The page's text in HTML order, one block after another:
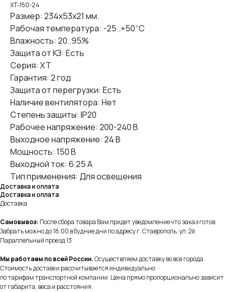
XT-150-24
Размер: 234x53x21 мм.
Рабочая температура: -25..+50 ̊ С
Влажность: 20..95%
Защита от КЗ: Есть
Серия: XT
Гарантия: 2 год
Защита от перегрузки: Есть
Наличие вентилятора: Нет
Степень защиты: IP20
Рабочее напряжение: 200-240 В
Выходное напряжение: 24 В
Мощность: 150 В
Выходной ток: 6.25 А
Тип применения: Для освещения
Доставка и оплата
Доставка и оплата
Доставка
Самовывоз: После сбора товара Вам придет уведомление что заказ готов.
Забрать можно до 18:00 в будние дни по адресу г. Ставрополь, ул. 2й
Параллельный проезд 13
Мы работаем по всей России.Осуществляем доставку во все города.
Стоимость доставки рассчитывается индивидуально
по тарифам транспортной компании. Цена прямо пропорционально зависит
от габарита, веса и расстояния.